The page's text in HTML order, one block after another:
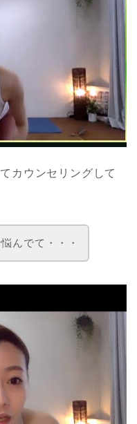
カウンセリングして
んでて・・・